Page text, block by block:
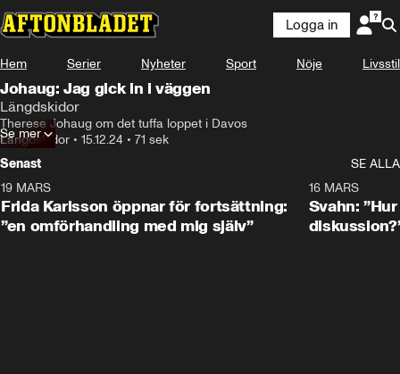
Logga in
Hem Serier Nyheter Sport Nöje Livsstil
Johaug: Jag gick in i väggen
Längdskidor
Therese Johaug om det tuffa loppet i Davos
Längdskidor • 15.12.24 • 71 sek
Se mer
Senast
SE ALLA
19 MARS
Frida Karlsson öppnar för fortsättning:
”en omförhandling med mig själv”
16 MARS
Svahn: